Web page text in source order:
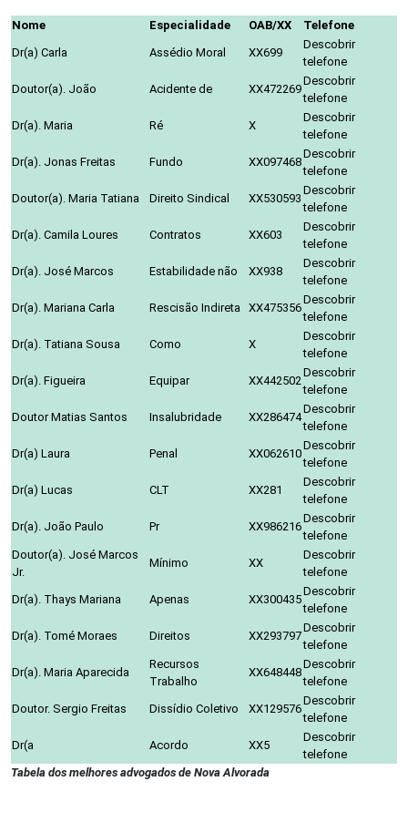
Nome Especialidade OAB/XX
Telefone
Dr(a) Carla
Assédio Moral XX699
Descobrir
telefone
Doutor(a). João
Acidente de XX472269
Descobrir
telefone
Dr(a). Maria
Ré X
Descobrir
telefone
Dr(a). Jonas Freitas
Fundo XX097468
Descobrir
telefone
Doutor(a). Maria Tatiana
Direito Sindical XX530593
Descobrir
telefone
Dr(a). Camila Loures
Contratos XX603
Descobrir
telefone
Dr(a). José Marcos
Estabilidade não XX938
Descobrir
telefone
Dr(a). Mariana Carla
Rescisão Indireta XX475356
Descobrir
telefone
Dr(a). Tatiana Sousa
Como X
Descobrir
telefone
Dr(a). Figueira
Equipar XX442502
Descobrir
telefone
Doutor Matias Santos
Insalubridade XX286474
Descobrir
telefone
Dr(a) Laura
Penal XX062610
Descobrir
telefone
Dr(a) Lucas
CLT XX281
Descobrir
telefone
Dr(a). João Paulo
Pr XX986216
Descobrir
telefone
Doutor(a). José Marcos
Jr.
Mínimo XX
Descobrir
telefone
Dr(a). Thays Mariana
Apenas XX300435
Descobrir
telefone
Dr(a). Tomé Moraes
Direitos XX293797
Descobrir
telefone
Dr(a). Maria Aparecida
Recursos
Trabalho
XX648448
Descobrir
telefone
Doutor. Sergio Freitas
Dissídio Coletivo XX129576
Descobrir
telefone
Dr(a
Acordo XX5
Descobrir
telefone
Tabela dos melhores advogados de Nova Alvorada